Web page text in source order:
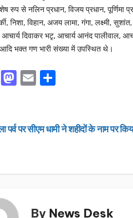
रुप से नलिन प्रधान, विजय प्रधान, पूर्णिमा
निशा, विहान, अजय लामा, गंगा, लक्ष्मी,
आचार्य दिवाकर भटृ, आचार्य आनंद पालीवाल,
भक्त गण भारी संख्या में उपस्थित थे।
F
M
o
n
E
e
पर्व पर सीएम धामी ने शहीदों के नाम पर
By News Desk